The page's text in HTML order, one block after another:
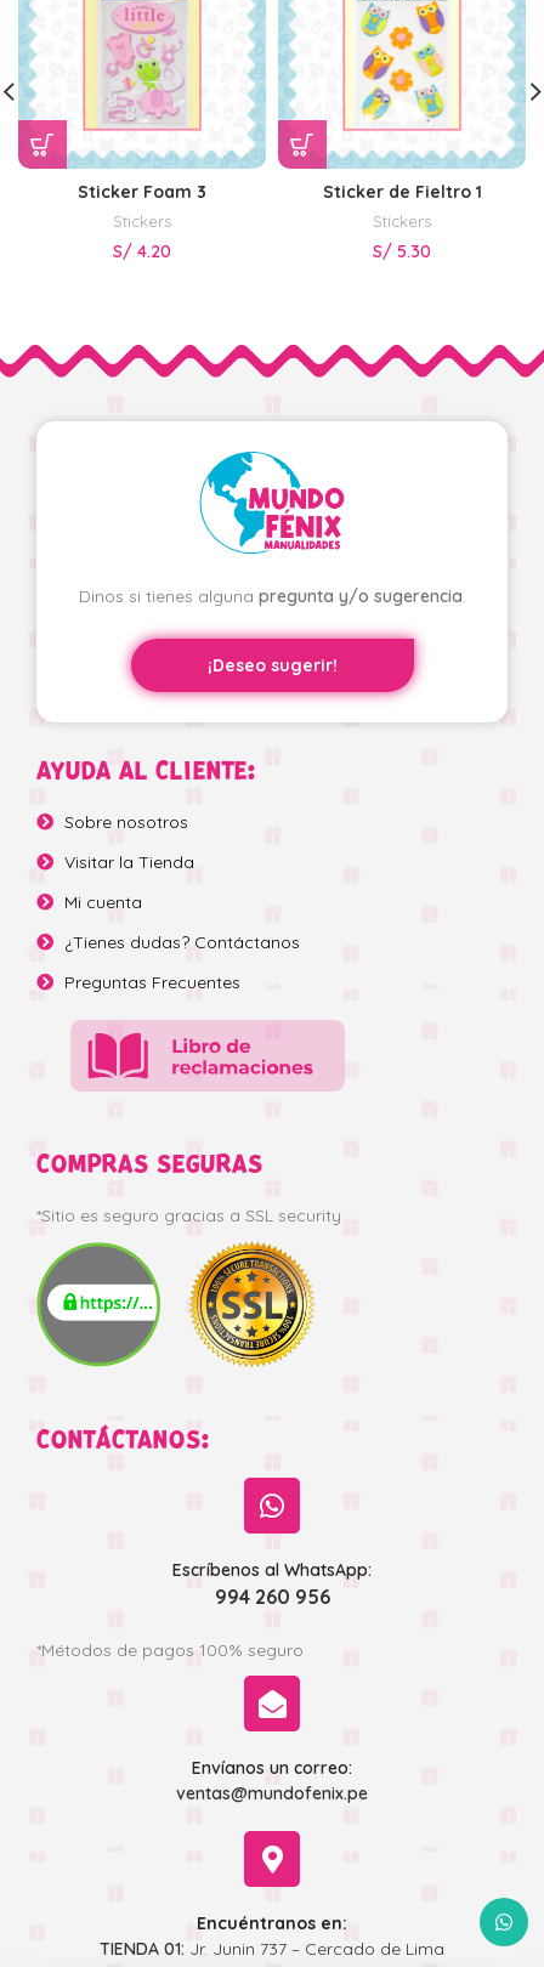
Sticker Foam 3
Stickers
S/ 4.20
Sticker de Fieltro 1
Stickers
S/ 5.30
Dinos si tienes alguna pregunta y/o sugerencia.
¡Deseo sugerir!
AYUDA AL CLIENTE:
Sobre nosotros
Visitar la Tienda
Mi cuenta
¿Tienes dudas? Contáctanos
Preguntas Frecuentes
COMPRAS SEGURAS
*Sitio es seguro gracias a SSL security
CONTÁCTANOS:
Escríbenos al WhatsApp:
994 260 956
*Métodos de pagos 100% seguro
Envíanos un correo:
ventas@mundofenix.pe
Encuéntranos en:
TIENDA 01: Jr. Junin 737 – Cercado de Lima